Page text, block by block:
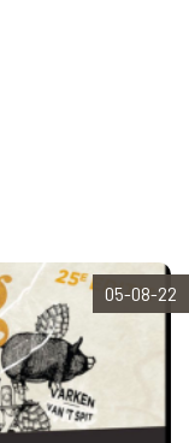
05-08-22